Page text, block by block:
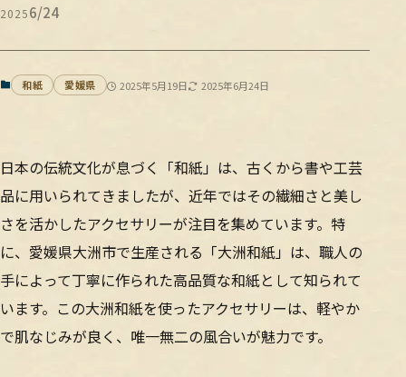
20256/24
和紙 愛媛県 2025年5月19日 2025年6月24日
日本の伝統文化が息づく「和紙」は、古くから書や工芸
品に用いられてきましたが、近年ではその繊細さと美し
さを活かしたアクセサリーが注目を集めています。特
に、愛媛県大洲市で生産される「大洲和紙」は、職人の
手によって丁寧に作られた高品質な和紙として知られて
います。この大洲和紙を使ったアクセサリーは、軽やか
で肌なじみが良く、唯一無二の風合いが魅力です。